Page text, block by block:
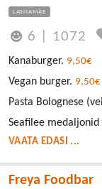
LASNAMÄE
6 1072
Kanaburger. 9,50€
Vegan burger. 9,50€
Pasta Bolognese
Seafilee medaljonid
VAATA EDASI ...
Freya Foodbar